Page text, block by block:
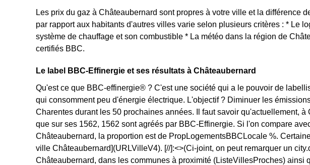
Les prix du gaz à Châteaubernard sont propres à votre ville et la différence
par rapport aux habitants d'autres villes varie selon plusieurs critères : * Le
système de chauffage et son combustible * La météo dans la région de
certifiés BBC.
Le label BBC-Effinergie et ses résultats à Châteaubernard
Qu'est ce que BBC-effinergie® ? C'est une société qui a le pouvoir de
qui consomment peu d'énergie électrique. L'objectif ? Diminuer les
Charentes durant les 50 prochaines années. Il faut savoir qu'actuellement,
que sur ses 1562, 1562 sont agréés par BBC-Effinergie. Si l'on compare
Châteaubernard, la proportion est de PropLogementsBBCLocale %.
ville Châteaubernard](URLVilleV4). [//]:<>(Ci-joint, on peut remarquer un
Châteaubernard, dans les communes à proximité (ListeVillesProches) ainsi